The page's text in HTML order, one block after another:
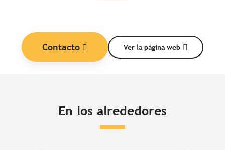
Contacto Ver la página web
En los alrededores